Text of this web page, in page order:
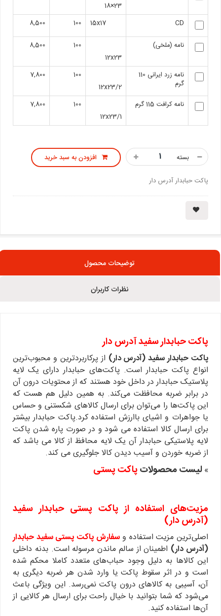
23×18
CD
15x17
100
8,500
نامه (ملخی)
12x23
100
8,500
نامه زرد ایرانی 110
گرم
12x23/2
100
7,800
نامه کرافت 115 گرم
12x23/1
100
7,800
بسته افزودن به سبد خرید
پاکت حبابدار آدرس دار
توضیحات محصول
نظرات کاربران
پاکت حبابدار سفید آدرس‌ دار
پاکت حبابدار سفید (آدرس‌ دار) از پرکاربردترین و محبوب‌ترین
انواع پاکت حبابدار است. پاکت‌های حبابدار دارای یک لایه
پلاستیک حبابدار در داخل خود هستند که از محتویات درون آن
در برابر ضربه محافظت می‌کند. به همین دلیل هم هست که
این پاکت‌ها را می‌توان برای ارسال کالاهای شکستنی و حساس
یا جواهرات و اشیای باارزش استفاده کرد.پاکت حبابدار بیشتر
برای ارسال کالا استفاده می شود و در صورت پاره شدن پاکت
لایه پلاستیکی حبابدار آن یک لایه محافظ از کالا می باشد که
از ضربه خوردن و آسیب دیدن کالا جلوگیری می کند.
»لیست محصولاتپاکت پستی
مزیت‌های استفاده از پاکت پستی حبابدار سفید
(آدرس‌ دار)
اصلی‌ترین مزیت استفاده وسفارشپاکت پستی سفید حبابدار
(آدرس‌ دار) اطمینان از سالم ماندن مرسوله است. بدنه داخلی
این کالاها به دلیل وجود حباب‌های متعدد کاملا محکم شده
است و در اثر سقوط پاکت یا وارد شدن هر ضربه دیگری به
آن، آسیبی به کالاهای درون پاکت نمی‌رسد. این ویژگی باعث
می‌شود که شما بتوانید با خیال راحت برای ارسال هر کالایی از
آن‌ها استفاده کنید.